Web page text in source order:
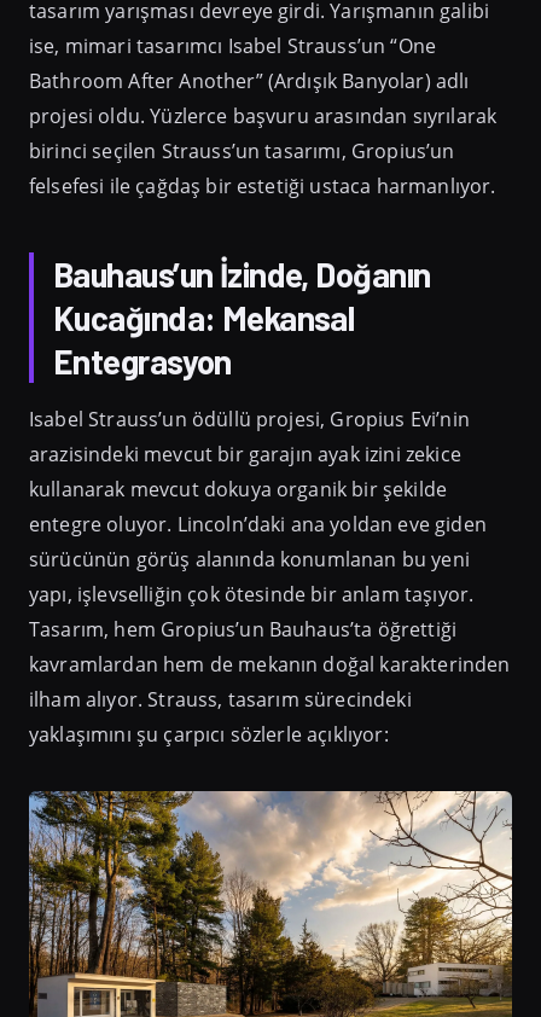
tasarım yarışması devreye girdi. Yarışmanın galibi
ise, mimari tasarımcı Isabel Strauss’un “One
Bathroom After Another” (Ardışık Banyolar) adlı
projesi oldu. Yüzlerce başvuru arasından sıyrılarak
birinci seçilen Strauss’un tasarımı, Gropius’un
felsefesi ile çağdaş bir estetiği ustaca harmanlıyor.
Bauhaus’un İzinde, Doğanın
Kucağında: Mekansal
Entegrasyon
Isabel Strauss’un ödüllü projesi, Gropius Evi’nin
arazisindeki mevcut bir garajın ayak izini zekice
kullanarak mevcut dokuya organik bir şekilde
entegre oluyor. Lincoln’daki ana yoldan eve giden
sürücünün görüş alanında konumlanan bu yeni
yapı, işlevselliğin çok ötesinde bir anlam taşıyor.
Tasarım, hem Gropius’un Bauhaus’ta öğrettiği
kavramlardan hem de mekanın doğal karakterinden
ilham alıyor. Strauss, tasarım sürecindeki
yaklaşımını şu çarpıcı sözlerle açıklıyor: